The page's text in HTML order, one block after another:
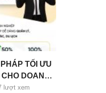
TỐI ƯU
DOANH
lượt xem